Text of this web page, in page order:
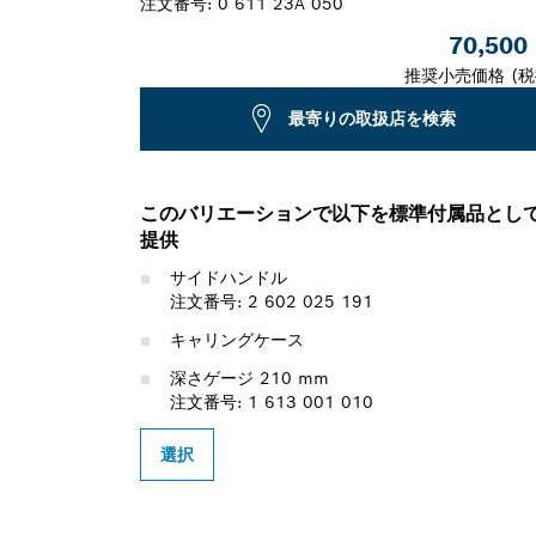
70,500
推奨小売価格 (
最寄りの取扱店を検索
このバリエーションで以下を標準付属品とし
提供
サイドハンドル
注文番号: 2 602 025 191
キャリングケース
深さゲージ 210 mm
注文番号: 1 613 001 010
選択